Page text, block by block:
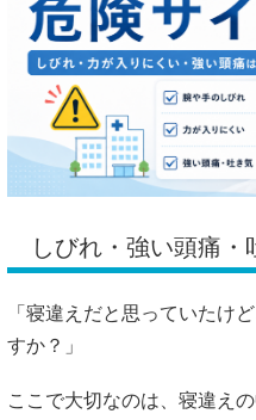
しびれ・強い頭痛
「寝違えだと思っていたけ
すか？」
ここで大切なのは、寝違え